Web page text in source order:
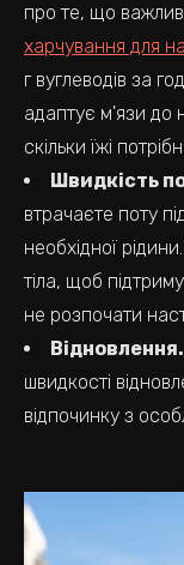
про те, що
харчування для
г вуглеводів за
адаптує м'язи до
скільки їжі
Швидкість
втрачаєте поту
необхідної
тіла, щоб
не розпочати
Відновлення.
швидкості
відпочинку з